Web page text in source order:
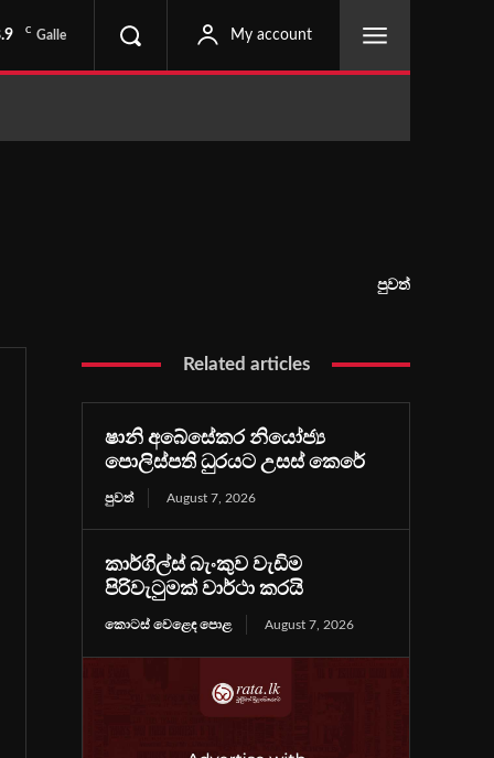
C Galle My account
පුවත්
Related articles
ෂානි අබේසේකර නියෝජ්‍ය
පොලිස්පති ධුරයට උසස් කෙරේ
පුවත් August 7, 2026
කාර්ගිල්ස් බැංකුව වැඩිම
පිරිවැටුමක් වාර්ථා කරයි
කොටස් වෙළෙඳ පොළ August 7, 2026